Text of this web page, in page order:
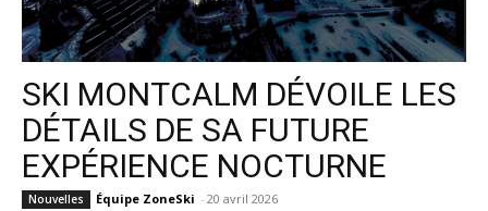
SKI MONTCALM DÉVOILE LES
DÉTAILS DE SA FUTURE
EXPÉRIENCE NOCTURNE
Nouvelles Équipe ZoneSki - 20 avril 2026